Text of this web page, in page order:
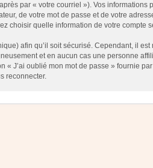
par « votre courriel »). Vos
de votre mot de passe et de votre
choisir quelle information de votre
afin qu’il soit sécurisé. Cependant, il
et en aucun cas une personne
« J’ai oublié mon mot de passe » fournie
reconnecter.